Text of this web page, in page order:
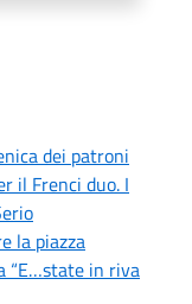
dei patroni
il Frenci duo. I
la piazza
“E…state in riva